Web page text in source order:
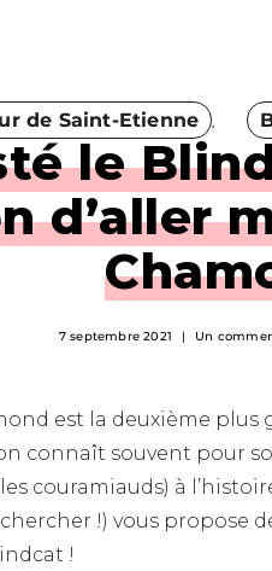
de Saint-Etienne
le
d’aller
7 septembre 2021 Un
est la deuxième
connaît souvent pour
couramiauds) à
!) vous propose
!